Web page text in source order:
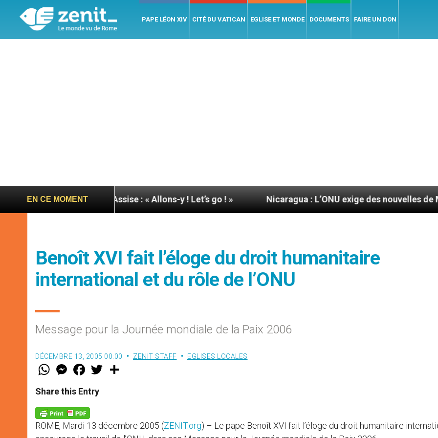
PAPE LÉON XIV CITÉ DU VATICAN EGLISE ET MONDE DOCUMENTS FAIRE UN DON
EN CE MOMENT
du pape à Assise : « Allons-y ! Let’s go ! » Nicaragua : L’ONU exige des nouvelles de Mgr Mata
Benoît XVI fait l’éloge du droit humanitaire
international et du rôle de l’ONU
Message pour la Journée mondiale de la Paix 2006
DÉCEMBRE 13, 2005 00:00 ZENIT STAFF EGLISES LOCALES
W
t
s
p
p
M
e
s
e
g
e
r
F
a
e
b
k
w
Share this Entry
ROME, Mardi 13 décembre 2005 (ZENIT.org) – Le pape Benoît XVI fait l’éloge du droit humanitaire